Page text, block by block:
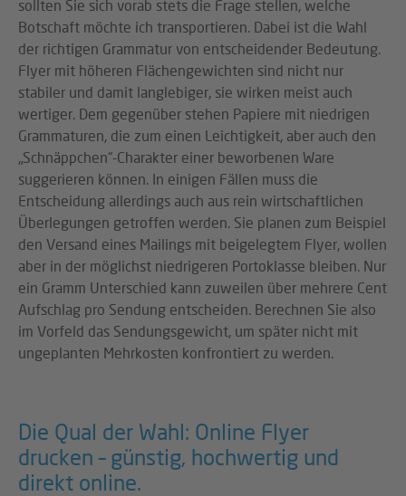
sollten Sie sich vorab stets die Frage stellen, welche
Botschaft möchte ich transportieren. Dabei ist die Wahl
der richtigen Grammatur von entscheidender Bedeutung.
Flyer mit höheren Flächengewichten sind nicht nur
stabiler und damit langlebiger, sie wirken meist auch
wertiger. Dem gegenüber stehen Papiere mit niedrigen
Grammaturen, die zum einen Leichtigkeit, aber auch den
„Schnäppchen“-Charakter einer beworbenen Ware
suggerieren können. In einigen Fällen muss die
Entscheidung allerdings auch aus rein wirtschaftlichen
Überlegungen getroffen werden. Sie planen zum Beispiel
den Versand eines Mailings mit beigelegtem Flyer, wollen
aber in der möglichst niedrigeren Portoklasse bleiben. Nur
ein Gramm Unterschied kann zuweilen über mehrere Cent
Aufschlag pro Sendung entscheiden. Berechnen Sie also
im Vorfeld das Sendungsgewicht, um später nicht mit
ungeplanten Mehrkosten konfrontiert zu werden.
Die Qual der Wahl: Online Flyer
drucken – günstig, hochwertig und
direkt online.